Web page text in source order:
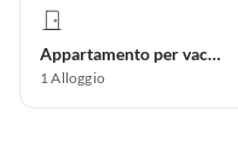
Appartamento per vacanze
1Alloggio